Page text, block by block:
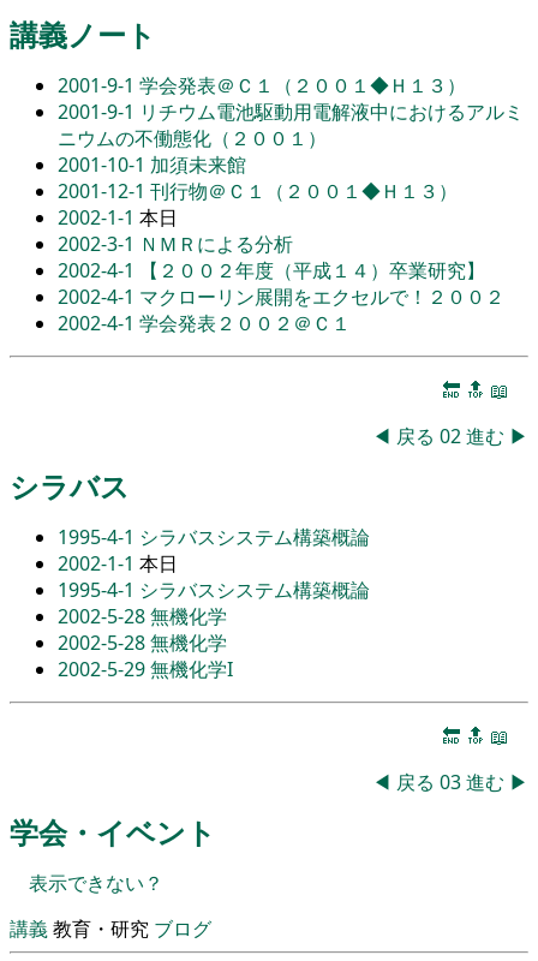
講義ノート
2001-9-1 学会発表＠Ｃ１（２００１◆Ｈ１３）
2001-9-1 リチウム電池駆動用電解液中におけるアルミ
ニウムの不働態化（２００１）
2001-10-1 加須未来館
2001-12-1 刊行物＠Ｃ１（２００１◆Ｈ１３）
2002-1-1 本日
2002-3-1 ＮＭＲによる分析
2002-4-1
【２００２年度（平成１４）卒業研究】
2002-4-1 マクローリン展開をエクセルで！２００２
2002-4-1 学会発表２００２＠Ｃ１
🔚 🔝 📖
◀ 戻る 02進む ▶
シラバス
1995-4-1 シラバスシステム構築概論
2002-1-1 本日
1995-4-1 シラバスシステム構築概論
2002-5-28無機化学
2002-5-28無機化学
2002-5-29無機化学I
🔚 🔝 📖
◀ 戻る 03進む ▶
学会・イベント
表示できない？
講義教育・研究 ブログ